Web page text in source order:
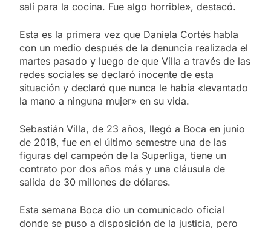
salí para la cocina. Fue algo horrible», destacó.
Esta es la primera vez que Daniela Cortés habla
con un medio después de la denuncia realizada el
martes pasado y luego de que Villa a través de las
redes sociales se declaró inocente de esta
situación y declaró que nunca le había «levantado
la mano a ninguna mujer» en su vida.
Sebastián Villa, de 23 años, llegó a Boca en junio
de 2018, fue en el último semestre una de las
figuras del campeón de la Superliga, tiene un
contrato por dos años más y una cláusula de
salida de 30 millones de dólares.
Esta semana Boca dio un comunicado oficial
donde se puso a disposición de la justicia, pero